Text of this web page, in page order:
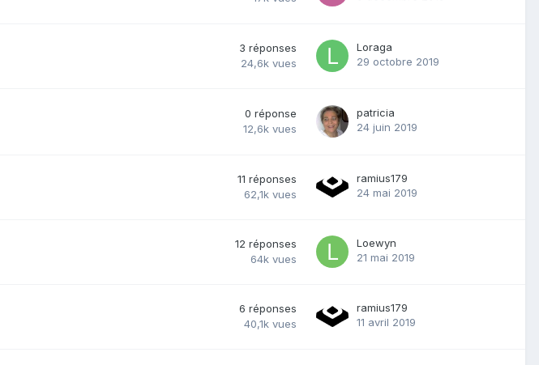
3 réponses
24,6k vues
Loraga
29 octobre 2019
0 réponse
12,6k vues
patricia
24 juin 2019
11 réponses
62,1k vues
ramius179
24 mai 2019
12 réponses
64k vues
Loewyn
21 mai 2019
6 réponses
40,1k vues
ramius179
11 avril 2019